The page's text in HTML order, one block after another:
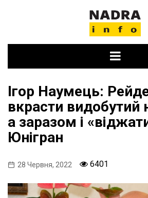
Ігор Наумець:
вкрасти видобутий
а заразом і
Юнігран
28 Червня, 2022 6401